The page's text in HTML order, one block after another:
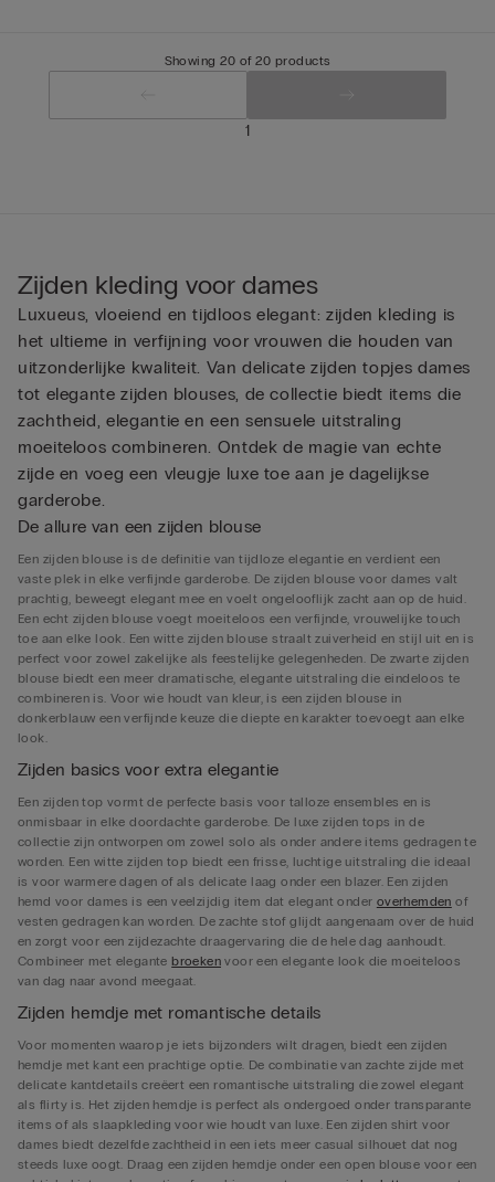
Showing 20 of 20 products
1
Zijden kleding voor dames
Luxueus, vloeiend en tijdloos elegant: zijden kleding is
het ultieme in verfijning voor vrouwen die houden van
uitzonderlijke kwaliteit. Van delicate zijden topjes dames
tot elegante zijden blouses, de collectie biedt items die
zachtheid, elegantie en een sensuele uitstraling
moeiteloos combineren. Ontdek de magie van echte
zijde en voeg een vleugje luxe toe aan je dagelijkse
garderobe.
De allure van een zijden blouse
Een zijden blouse is de definitie van tijdloze elegantie en verdient een
vaste plek in elke verfijnde garderobe. De zijden blouse voor dames valt
prachtig, beweegt elegant mee en voelt ongelooflijk zacht aan op de huid.
Een echt zijden blouse voegt moeiteloos een verfijnde, vrouwelijke touch
toe aan elke look. Een witte zijden blouse straalt zuiverheid en stijl uit en is
perfect voor zowel zakelijke als feestelijke gelegenheden. De zwarte zijden
blouse biedt een meer dramatische, elegante uitstraling die eindeloos te
combineren is. Voor wie houdt van kleur, is een zijden blouse in
donkerblauw een verfijnde keuze die diepte en karakter toevoegt aan elke
look.
Zijden basics voor extra elegantie
Een zijden top vormt de perfecte basis voor talloze ensembles en is
onmisbaar in elke doordachte garderobe. De luxe zijden tops in de
collectie zijn ontworpen om zowel solo als onder andere items gedragen te
worden. Een witte zijden top biedt een frisse, luchtige uitstraling die ideaal
is voor warmere dagen of als delicate laag onder een blazer. Een zijden
hemd voor dames is een veelzijdig item dat elegant onder overhemden of
vesten gedragen kan worden. De zachte stof glijdt aangenaam over de huid
en zorgt voor een zijdezachte draagervaring die de hele dag aanhoudt.
Combineer met elegantebroeken voor een elegante look die moeiteloos
van dag naar avond meegaat.
Zijden hemdje met romantische details
Voor momenten waarop je iets bijzonders wilt dragen, biedt een zijden
hemdje met kant een prachtige optie. De combinatie van zachte zijde met
delicate kantdetails creëert een romantische uitstraling die zowel elegant
als flirty is. Het zijden hemdje is perfect als ondergoed onder transparante
items of als slaapkleding voor wie houdt van luxe. Een zijden shirt voor
dames biedt dezelfde zachtheid in een iets meer casual silhouet dat nog
steeds luxe oogt. Draag een zijden hemdje onder een open blouse voor een